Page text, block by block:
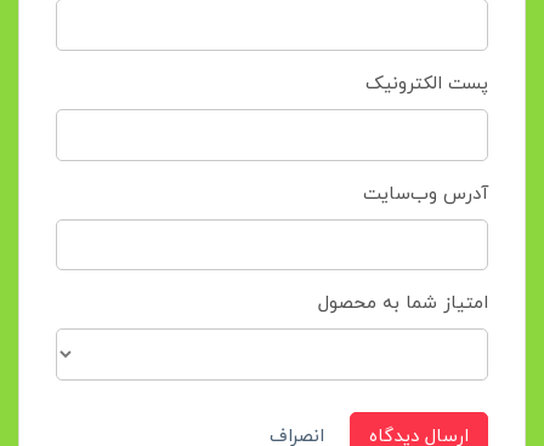
پست الکترونیک
آدرس وب‌سایت
امتیاز شما به محصول
ارسال دیدگاه انصراف